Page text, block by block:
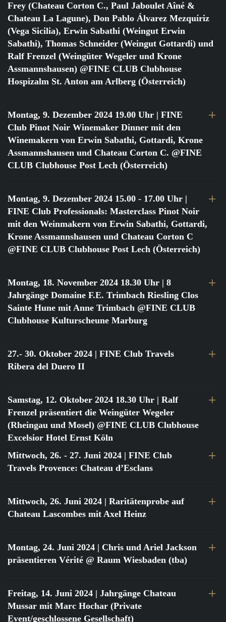
Frey (Chateau Corton C., Paul Jaboulet Aîné &
Chateau La Lagune), Don Pablo Álvarez Mezquíriz
(Vega Sicilia), Erwin Sabathi (Weingut Erwin
Sabathi), Thomas Schneider (Weingut Gottardi) und
Ralf Frenzel (Weingüter Wegeler und Krone
Assmannshausen) @FINE CLUB Clubhouse
Hospizalm St. Anton am Arlberg (Österreich)
Montag, 9. Dezember 2024 19.00 Uhr | FINE
Club Pinot Noir Winemaker Dinner mit den
Winemakern von Erwin Sabathi, Gottardi, Krone
Assmannshausen und Chateau Corton C. @FINE
CLUB Clubhouse Post Lech (Österreich)
Montag, 9. Dezember 2024 15.00 - 17.00 Uhr |
FINE Club Professionals: Masterclass Pinot Noir
mit den Weinmakern von Erwin Sabathi, Gottardi,
Krone Assmannshausen und Chateau Corton C
@FINE CLUB Clubhouse Post Lech (Österreich)
Montag, 18. November 2024 18.30 Uhr | 8
Jahrgänge Domaine F.E. Trimbach Riesling Clos
Sainte Hune mit Anne Trimbach @FINE CLUB
Clubhouse Kulturscheune Marburg
27.- 30. Oktober 2024 | FINE Club Travels
Ribera del Duero II
Samstag, 12. Oktober 2024 18.30 Uhr | Ralf
Frenzel präsentiert die Weingüter Wegeler
(Rheingau und Mosel) @FINE CLUB Clubhouse
Excelsior Hotel Ernst Köln
Mittwoch, 26. - 27. Juni 2024 | FINE Club
Travels Provence: Chateau d’Esclans
Mittwoch, 26. Juni 2024 | Raritätenprobe auf
Chateau Lascombes mit Axel Heinz
Montag, 24. Juni 2024 | Chris und Ariel Jackson
präsentieren Vérité @ Raum Wiesbaden (tba)
Freitag, 14. Juni 2024 | Jahrgänge Chateau
Mussar mit Marc Hochar (Private
Event/geschlossene Gesellschaft)